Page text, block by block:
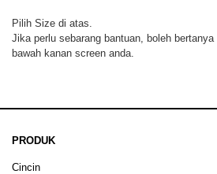
Pilih Size di atas.
Jika perlu sebarang bantuan, boleh
bawah kanan screen anda.
PRODUK
Cincin